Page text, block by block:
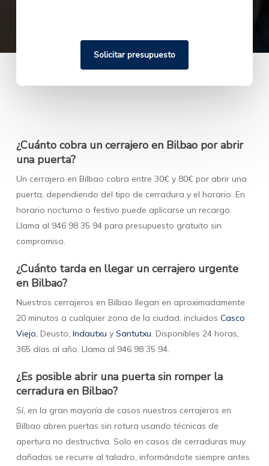
¿Cuánto cobra un cerrajero en Bilbao por abrir
una puerta?
Un cerrajero en Bilbao cobra entre 30€ y 80€ por abrir una
puerta, dependiendo del tipo de cerradura y el horario. En
horario nocturno o festivo puede aplicarse un recargo.
Llama al 946 98 35 94 para presupuesto gratuito sin
compromiso.
¿Cuánto tarda en llegar un cerrajero urgente
en Bilbao?
Nuestros cerrajeros en Bilbao llegan en aproximadamente
20 minutos a cualquier zona de la ciudad, incluidos Casco
Viejo , Deusto, Indautxu y Santutxu . Disponibles 24 horas,
365 días al año. Llama al 946 98 35 94.
¿Es posible abrir una puerta sin romper la
cerradura en Bilbao?
Sí, en la gran mayoría de casos nuestros cerrajeros en
Bilbao abren puertas sin rotura usando técnicas de
apertura no destructiva. Solo en casos de cerraduras muy
dañadas se recurre al taladro, informándote siempre antes